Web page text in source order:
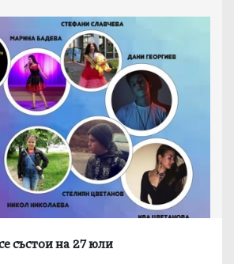
състои на 27 юли